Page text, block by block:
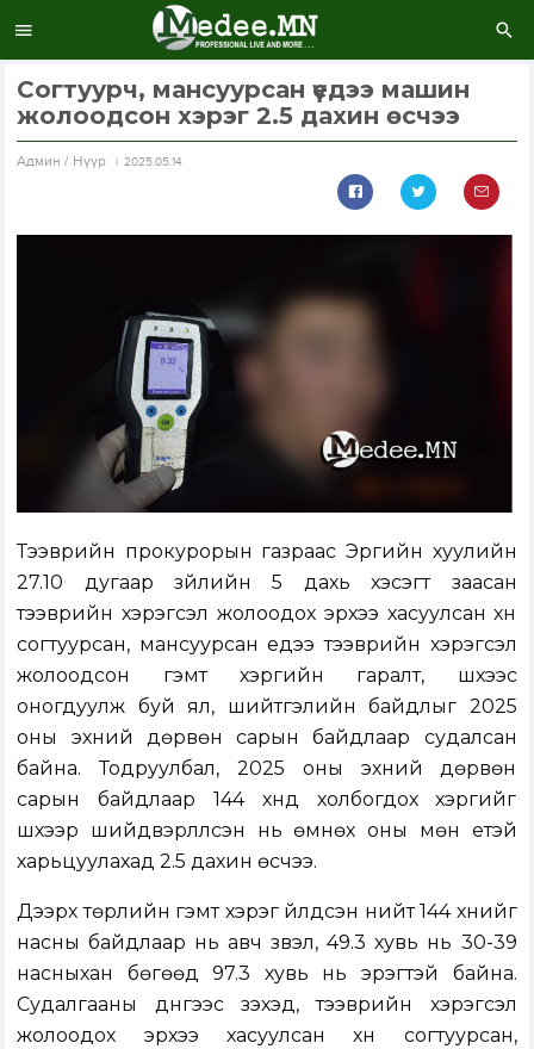
Согтуурч, мансуурсан үедээ машин
жолоодсон хэрэг 2.5 дахин өсчээ
Aдмин / Нүүр 2025.05.14
Тээврийн прокурорын газраас Эрүүгийн хуулийн
27.10 дугаар зүйлийн 5 дахь хэсэгт заасан
тээврийн хэрэгсэл жолоодох эрхээ хасуулсан хүн
согтуурсан, мансуурсан үедээ тээврийн хэрэгсэл
жолоодсон гэмт хэргийн гаралт, шүүхээс
оногдуулж буй ял, шийтгэлийн байдлыг 2025
оны эхний дөрвөн сарын байдлаар судалсан
байна. Тодруулбал, 2025 оны эхний дөрвөн
сарын байдлаар 144 хүнд холбогдох хэргийг
шүүхээр шийдвэрлүүлсэн нь өмнөх оны мөн үетэй
харьцуулахад 2.5 дахин өсчээ.
Дээрх төрлийн гэмт хэрэг үйлдсэн нийт 144 хүнийг
насны байдлаар нь авч үзвэл, 49.3 хувь нь 30-39
насныхан бөгөөд 97.3 хувь нь эрэгтэй байна.
Судалгааны дүнгээс үзэхэд, тээврийн хэрэгсэл
жолоодох эрхээ хасуулсан хүн согтуурсан,